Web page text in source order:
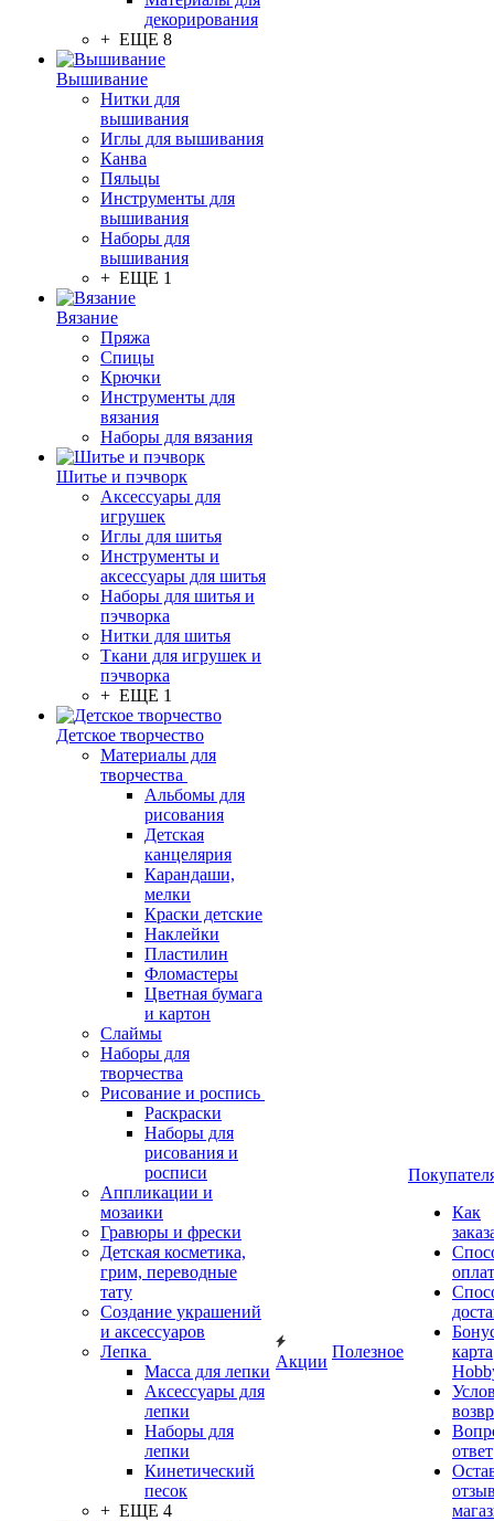
декорирования
+ ЕЩЕ 8
Вышивание
Нитки для
вышивания
Иглы для вышивания
Канва
Пяльцы
Инструменты для
вышивания
Наборы для
вышивания
+ ЕЩЕ 1
Вязание
Пряжа
Спицы
Крючки
Инструменты для
вязания
Наборы для вязания
Шитье и пэчворк
Аксессуары для
игрушек
Иглы для шитья
Инструменты и
аксессуары для шитья
Наборы для шитья и
пэчворка
Нитки для шитья
Ткани для игрушек и
пэчворка
+ ЕЩЕ 1
Детское творчество
Материалы для
творчества
Альбомы для
рисования
Детская
канцелярия
Карандаши,
мелки
Краски детские
Наклейки
Пластилин
Фломастеры
Цветная бумага
и картон
Слаймы
Наборы для
творчества
Рисование и роспись
Раскраски
Наборы для
рисования и
росписи
Аппликации и
мозаики
Гравюры и фрески
Детская косметика,
грим, переводные
тату
Создание украшений
и аксессуаров
Лепка
Масса для лепки
Аксессуары для
лепки
Наборы для
лепки
Кинетический
песок
+ ЕЩЕ 4
Акции
Полезное
Как
карта
ответ